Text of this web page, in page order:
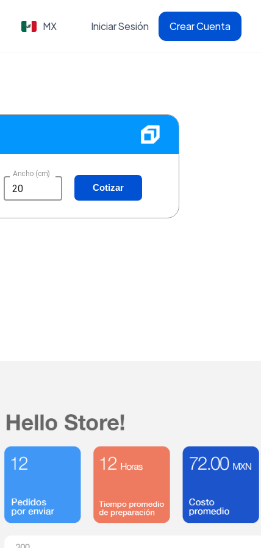
MX Iniciar Sesión Crear Cuenta
Ancho (cm)
Cotizar